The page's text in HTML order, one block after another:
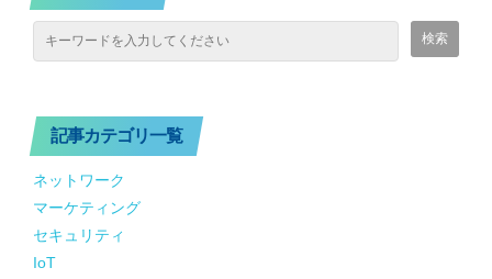
記事カテゴリ一覧
ネットワーク
マーケティング
セキュリティ
IoT